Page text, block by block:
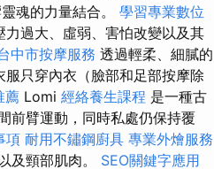
魂的力量結合。 學習專業數位
過大、虛弱、害怕改變以及其
中市按摩服務 透過輕柔、細膩的
只穿內衣（臉部和足部按摩除
薦 Lomi 經絡養生課程 是一種古
前臂運動，同時私處仍保持覆
項 耐用不鏽鋼廚具 專業外燴服務
頸部肌肉。 SEO關鍵字應用